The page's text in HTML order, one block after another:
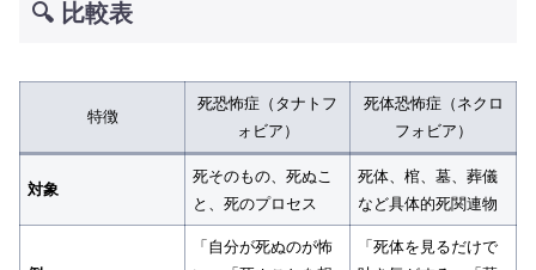
🔍 比較表
特徴
死恐怖症（タナトフ
ォビア）
死体恐怖症（ネクロ
フォビア）
対象
死そのもの、死ぬこ
と、死のプロセス
死体、棺、墓、葬儀
など具体的死関連物
「自分が死ぬのが怖
「死体を見るだけで